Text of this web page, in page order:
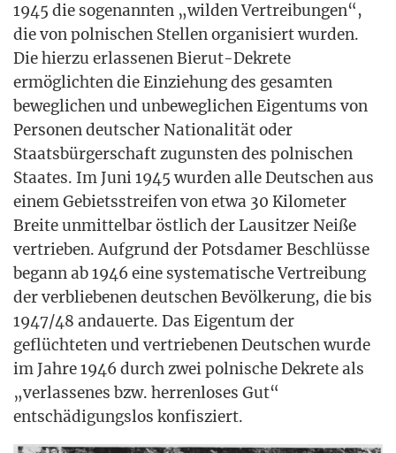
1945 die soge­nann­ten „wil­den Ver­trei­bun­gen“,
die von pol­ni­schen Stel­len orga­ni­siert wur­den.
Die hier­zu erlas­se­nen Bier­ut-Dekre­te
ermög­lich­ten die Ein­zie­hung des gesam­ten
beweg­li­chen und unbe­weg­li­chen Eigen­tums von
Per­so­nen deut­scher Natio­na­li­tät oder
Staats­bür­ger­schaft zuguns­ten des pol­ni­schen
Staa­tes. Im Juni 1945 wur­den alle Deut­schen aus
einem Gebiets­strei­fen von etwa 30 Kilo­me­ter
Brei­te unmit­tel­bar öst­lich der Lau­sit­zer Nei­ße
ver­trie­ben. Auf­grund der Pots­da­mer Beschlüs­se
begann ab 1946 eine sys­te­ma­ti­sche Ver­trei­bung
der ver­blie­be­nen deut­schen Bevöl­ke­rung, die bis
1947/48 andau­er­te. Das Eigen­tum der
geflüch­te­ten und ver­trie­be­nen Deut­schen wur­de
im Jah­re 1946 durch zwei pol­ni­sche Dekre­te als
„ver­las­se­nes bzw. her­ren­lo­ses Gut“
ent­schä­di­gungs­los konfisziert.